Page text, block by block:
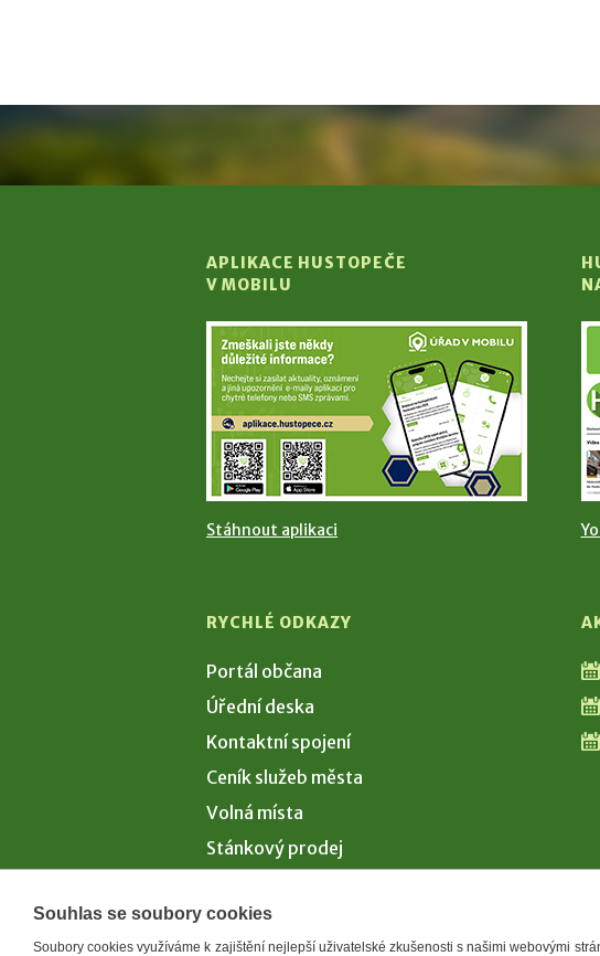
APLIKACE HUSTOPEČE
V MOBILU
Stáhnout aplikaci
RYCHLÉ ODKAZY
Portál občana
Úřední deska
Kontaktní spojení
Ceník služeb města
Volná místa
Stánkový prodej
Souhlas se soubory cookies
Soubory cookies využíváme k zajištění nejlepší uživatelské zkušenosti s našimi webovými